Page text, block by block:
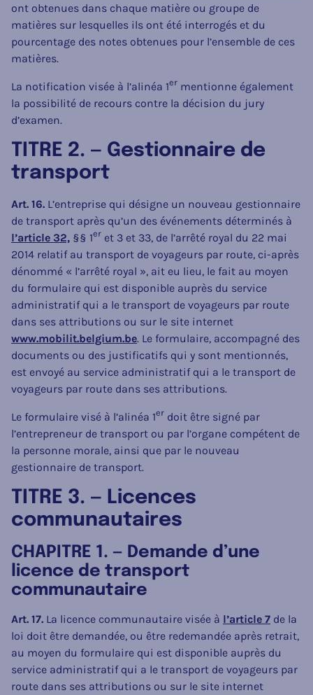
ont obtenues dans chaque matière ou groupe de
matières sur lesquelles ils ont été interrogés et du
pourcentage des notes obtenues pour l’ensemble de ces
matières.
La notification visée à l’alinéa 1er mentionne également
la possibilité de recours contre la décision du jury
d’examen.
TITRE 2. — Gestionnaire de
transport
Art. 16. L’entreprise qui désigne un nouveau gestionnaire
de transport après qu’un des événements déterminés à
l’article 32, §§ 1er et 3 et 33, de l’arrêté royal du 22 mai
2014 relatif au transport de voyageurs par route, ci-après
dénommé « l’arrêté royal », ait eu lieu, le fait au moyen
du formulaire qui est disponible auprès du service
administratif qui a le transport de voyageurs par route
dans ses attributions ou sur le site internet
www.mobilit.belgium.be. Le formulaire, accompagné des
documents ou des justificatifs qui y sont mentionnés,
est envoyé au service administratif qui a le transport de
voyageurs par route dans ses attributions.
Le formulaire visé à l’alinéa 1er doit être signé par
l’entrepreneur de transport ou par l’organe compétent de
la personne morale, ainsi que par le nouveau
gestionnaire de transport.
TITRE 3. — Licences
communautaires
CHAPITRE 1. — Demande d’une
licence de transport
communautaire
Art. 17. La licence communautaire visée à l’article 7 de la
loi doit être demandée, ou être redemandée après retrait,
au moyen du formulaire qui est disponible auprès du
service administratif qui a le transport de voyageurs par
route dans ses attributions ou sur le site internet